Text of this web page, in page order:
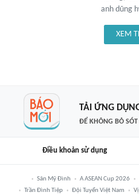
anh dũng
XEM
TẢI ỨNG
ĐỂ KHÔNG BỎ
Điều khoản sử dụng
Sân Mỹ Đình A ASEAN Cup 2026
Trần Đình Tiệp
Đội Tuyển Việt Nam